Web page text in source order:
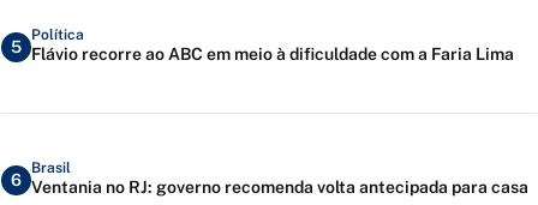
5
Política
Flávio recorre ao ABC em meio à dificuldade com a Faria Lima
6
Brasil
Ventania no RJ: governo recomenda volta antecipada para casa